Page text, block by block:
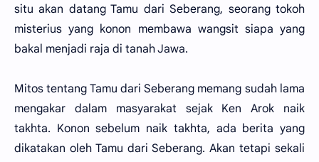
situ akan datang Tamu dari Seberang, seorang tokoh
misterius yang konon membawa wangsit siapa yang
bakal menjadi raja di tanah Jawa.
Mitos tentang Tamu dari Seberang memang sudah lama
mengakar dalam masyarakat sejak Ken Arok naik
takhta. Konon sebelum naik takhta, ada berita yang
dikatakan oleh Tamu dari Seberang. Akan tetapi sekali